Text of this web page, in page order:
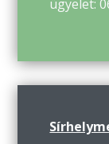
ügyelet: